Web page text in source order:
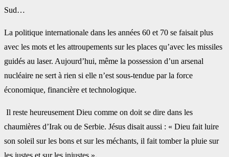
Sud…
La politique internationale dans les années 60 et 70 se faisait plus
avec les mots et les attroupements sur les places qu’avec les missiles
guidés au laser. Aujourd’hui, même la possession d’un arsenal
nucléaire ne sert à rien si elle n’est sous-tendue par la force
économique, financière et technologique.
Il reste heureusement Dieu comme on doit se dire dans les
chaumières d’Irak ou de Serbie. Jésus disait aussi : « Dieu fait luire
son soleil sur les bons et sur les méchants, il fait tomber la pluie sur
les justes et sur les injustes ».